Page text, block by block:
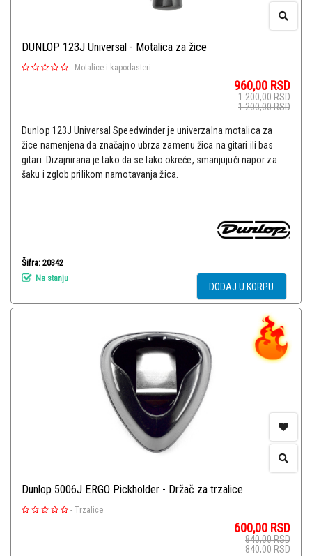
DUNLOP 123J Universal - Motalica za žice
- Motalice i kapodasteri
960,00 RSD
1.200,00RSD
1.200,00RSD
Dunlop 123J Universal Speedwinder je univerzalna motalica za
žice namenjena da značajno ubrza zamenu žica na gitari ili bas
gitari. Dizajnirana je tako da se lako okreće, smanjujući napor za
šaku i zglob prilikom namotavanja žica.
Šifra: 20342
Na stanju
DODAJ U KORPU
Dunlop 5006J ERGO Pickholder - Držač za trzalice
- Trzalice
600,00 RSD
840,00RSD
840,00RSD